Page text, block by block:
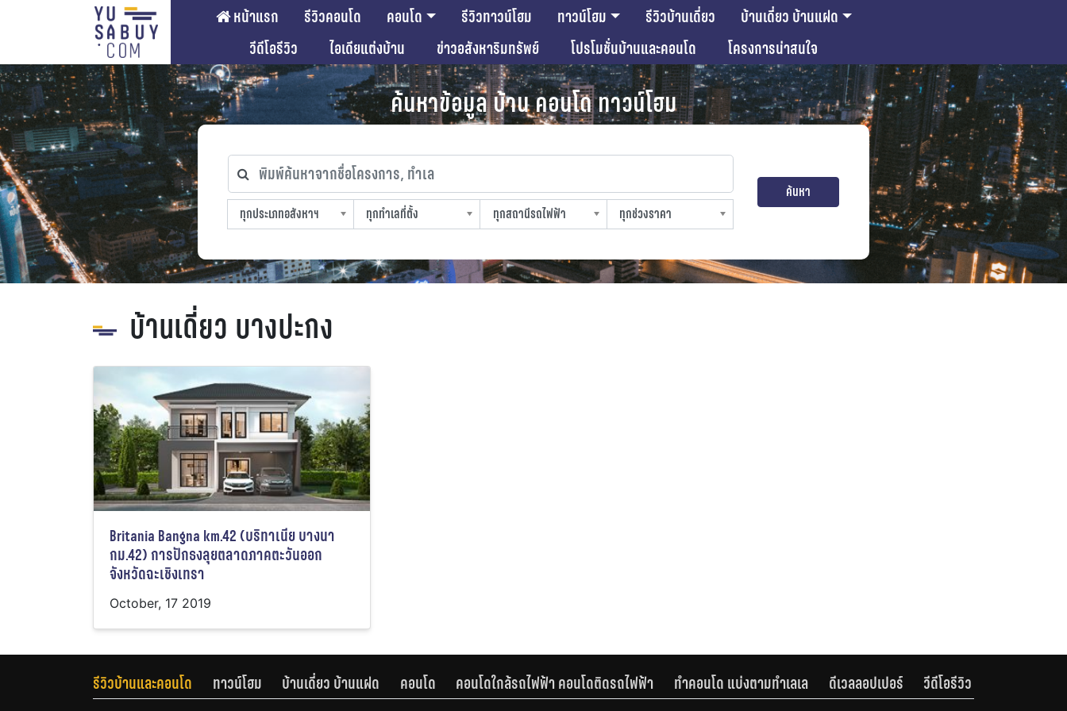
หน้าแรก รีวิวคอนโด คอนโด รีวิวทาวน์โฮม ทาวน์โฮม รีวิวบ้านเดี่ยว
บ้านเดี่ยว บ้านแฝด
วีดีโอรีวิว
ไอเดียแต่งบ้าน ข่าวอสังหาริมทรัพย์ โปรโมชั่นบ้านและคอนโด โครงการน่าสนใจ
ค้นหาข้อมูล บ้าน คอนโด ทาวน์โฮม
พิมพ์ค้นหาจากชื่อโครงการ, ทำเล
ทุกประเภทอสังหาฯ
ทุกประเภทอสังหาฯ
ทุกทำเลที่ตั้ง
ทุกทำเลที่ตั้ง
ทุกสถานีรถไฟฟ้า
ทุกสถานีรถไฟฟ้า
ทุกช่วงราคา
ทุกช่วงราคา
ค้นหา
บ้านเดี่ยว บางปะกง
Britania Bangna km.42 (บริทาเนีย บางนา
กม.42) การปักธงลุยตลาดภาคตะวันออก
จังหวัดฉะเชิงเทรา
October, 17 2019
รีวิวบ้านและคอนโด ทาวน์โฮม บ้านเดี่ยว บ้านแฝด คอนโด คอนโดใกล้รถไฟฟ้า คอนโดติดรถไฟฟ้า ทำคอนโด แบ่งตามทำเลเล ดีเวลลอปเปอร์ วีดีโอรีวิว